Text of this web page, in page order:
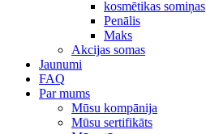
kosmētikas somiņas
Penālis
Maks
Akcijas somas
Jaunumi
FAQ
Par mums
Mūsu kompānija
Mūsu sertifikāts